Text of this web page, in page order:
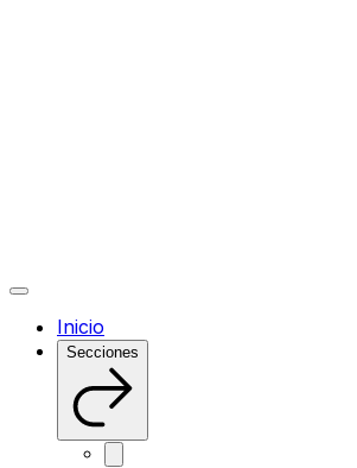
Inicio
Secciones